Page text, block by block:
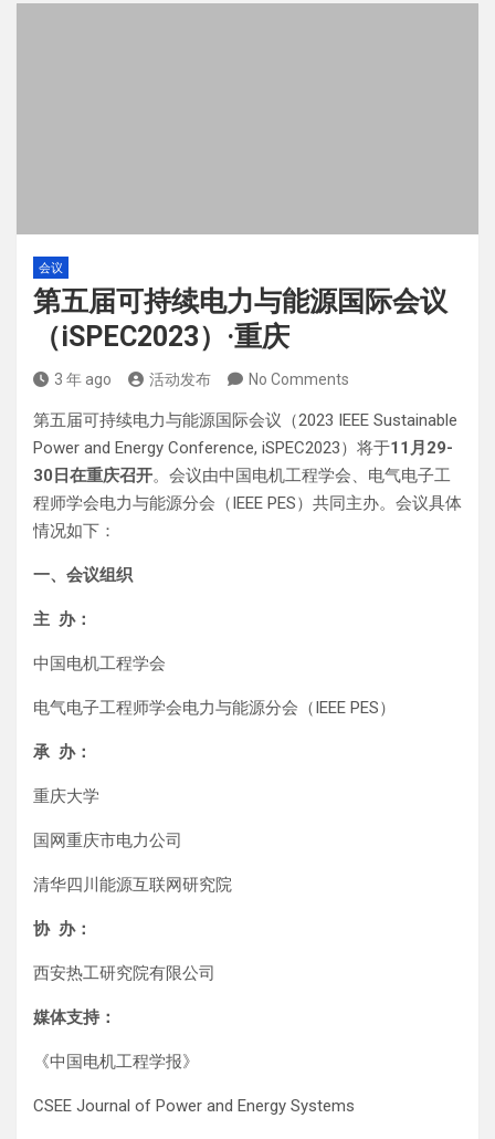
会议
第五届可持续电力与能源国际会议
（iSPEC2023）·重庆
3 年 ago 活动发布 No Comments
第五届可持续电力与能源国际会议（2023 IEEE Sustainable
Power and Energy Conference, iSPEC2023）将于11月29-
30日在重庆召开。会议由中国电机工程学会、电气电子工
程师学会电力与能源分会（IEEE PES）共同主办。会议具体
情况如下：
一、会议组织
主 办：
中国电机工程学会
电气电子工程师学会电力与能源分会（IEEE PES）
承 办：
重庆大学
国网重庆市电力公司
清华四川能源互联网研究院
协 办：
西安热工研究院有限公司
媒体支持：
《中国电机工程学报》
CSEE Journal of Power and Energy Systems